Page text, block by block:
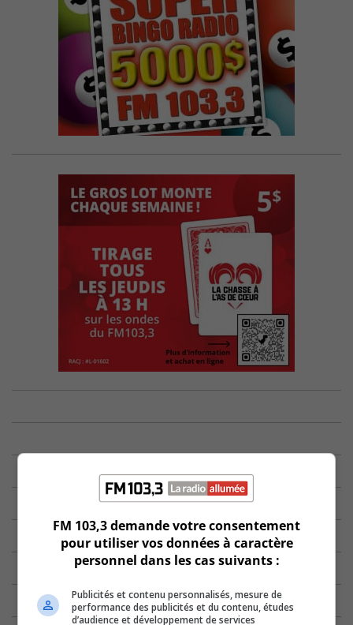
FM 103,3 demande votre consentement
pour utiliser vos données à caractère
personnel dans les cas suivants :
Publicités et contenu personnalisés, mesure de
performance des publicités et du contenu, études
d’audience et développement de services